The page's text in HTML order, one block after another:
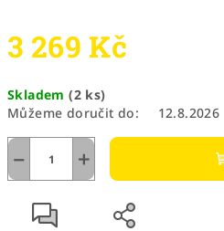
3 269 Kč
cena:
Skladem(2 ks)
Můžeme doručit do:
12.8.2026
+
−